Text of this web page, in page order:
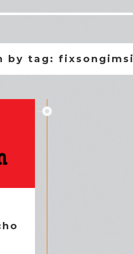
by tag: fixsongimsi